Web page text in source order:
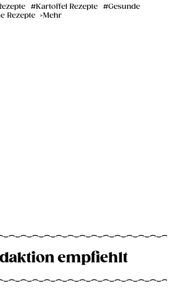
Kartoffel Rezepte
Gesunde
Rezepte Mehr
empfiehlt